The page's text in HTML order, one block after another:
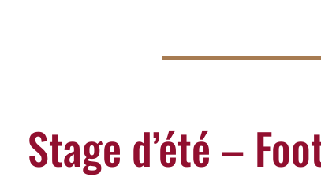
Stage d’été –